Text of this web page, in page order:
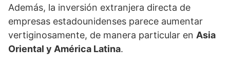
Además, la inversión extranjera directa de
empresas estadounidenses parece aumentar
vertiginosamente, de manera particular en Asia
Oriental y América Latina.